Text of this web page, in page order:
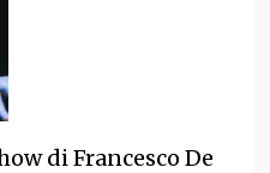
di Francesco De